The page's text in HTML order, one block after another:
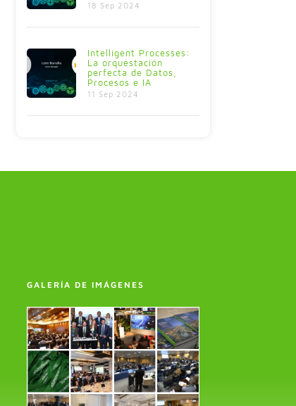
18 Sep 2024
Intelligent Processes:
La orquestación
perfecta de Datos,
Procesos e IA
11 Sep 2024
GALERÍA DE IMÁGENES